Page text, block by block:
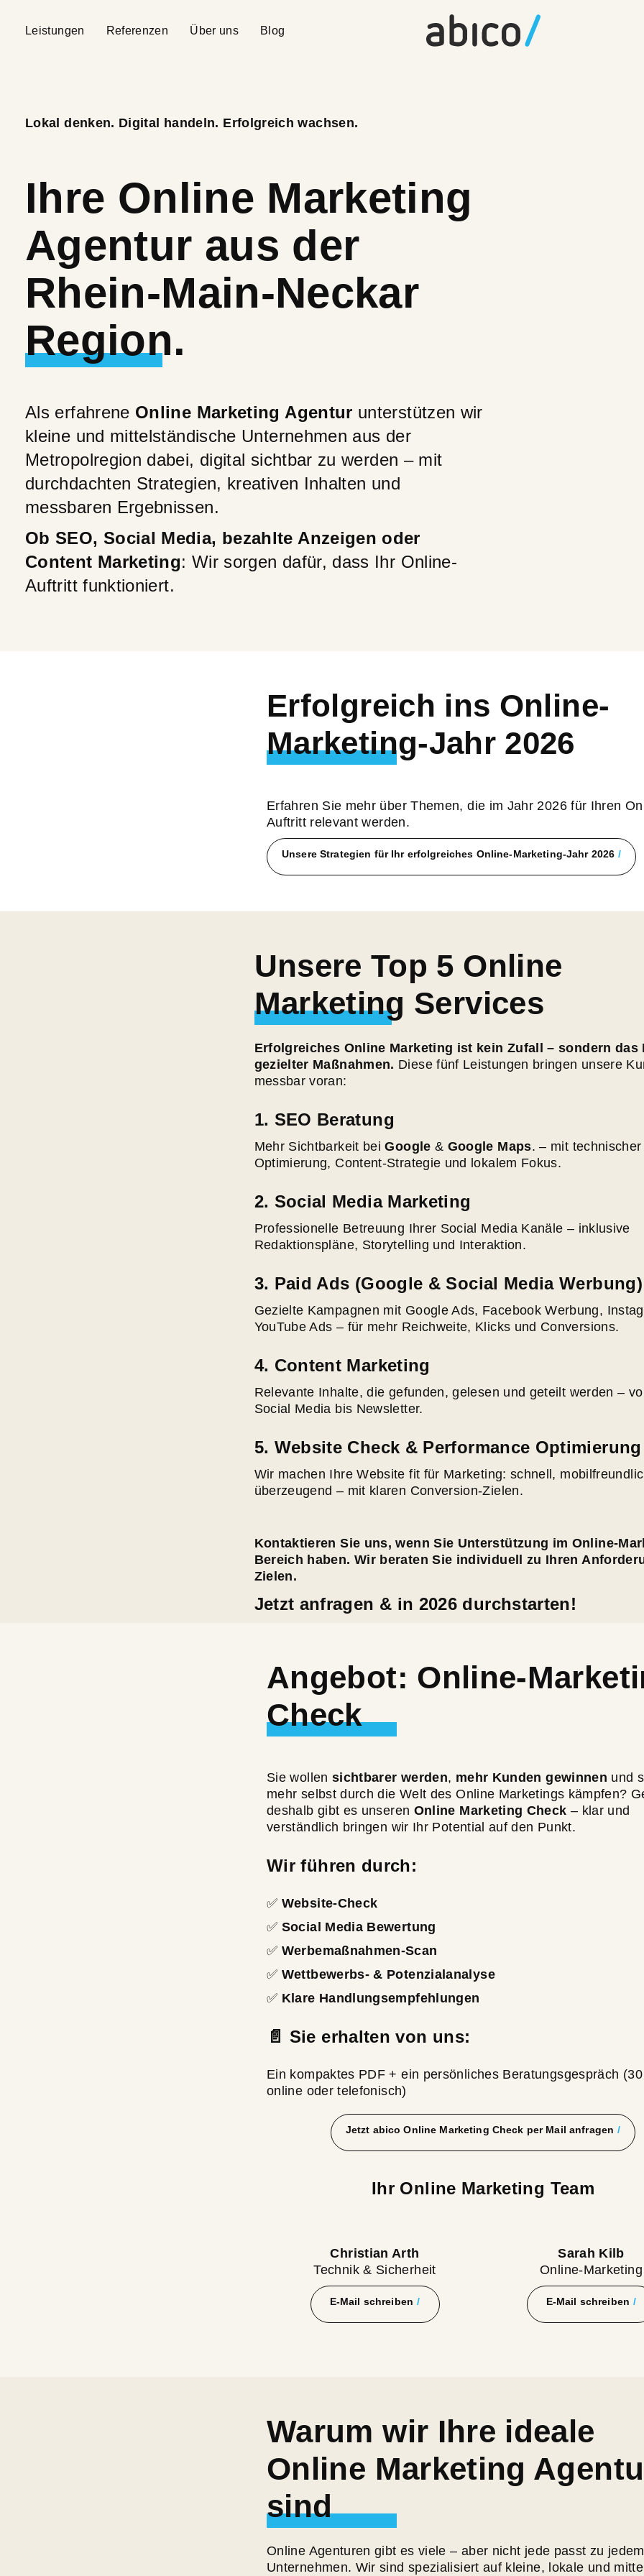
Leistungen Referenzen Über uns Blog
Lokal denken. Digital handeln. Erfolgreich wachsen.
Ihre Online Marketing
Agentur aus der
Rhein-Main-Neckar
Region.
Als erfahrene Online Marketing Agentur unterstützen wir
kleine und mittelständische Unternehmen aus der
Metropolregion dabei, digital sichtbar zu werden – mit
durchdachten Strategien, kreativen Inhalten und
messbaren Ergebnissen.
Ob SEO, Social Media, bezahlte Anzeigen oder
Content Marketing: Wir sorgen dafür, dass Ihr Online-
Auftritt funktioniert.
Erfolgreich ins Online-
Marketing-Jahr 2026
Erfahren Sie mehr über Themen, die im Jahr 2026 für Ihren
Auftritt relevant werden.
Unsere Strategien für Ihr erfolgreiches Online-Marketing-Jahr 2026
Unsere Top 5 Online
Marketing Services
Erfolgreiches Online Marketing ist kein Zufall – sondern das
gezielter Maßnahmen. Diese fünf Leistungen bringen unsere
messbar voran:
1. SEO Beratung
Mehr Sichtbarkeit beiGoogle & Google Maps. – mit technischer
Optimierung, Content-Strategie und lokalem Fokus.
2. Social Media Marketing
Professionelle Betreuung Ihrer Social Media Kanäle – inklusive
Redaktionspläne, Storytelling und Interaktion.
3. Paid Ads (Google & Social Media Werbung)
Gezielte Kampagnen mit Google Ads, Facebook Werbung,
YouTube Ads – für mehr Reichweite, Klicks und Conversions.
4. Content Marketing
Relevante Inhalte, die gefunden, gelesen und geteilt werden –
Social Media bis Newsletter.
5. Website Check & Performance Optimierung
Wir machen Ihre Website fit für Marketing: schnell,
überzeugend – mit klaren Conversion-Zielen.
Kontaktieren Sie uns, wenn Sie Unterstützung im Online-
Bereich haben. Wir beraten Sie individuell zu Ihren
Zielen.
Jetzt anfragen & in 2026 durchstarten!
Angebot: Online-
Check
Sie wollen sichtbarer werden, mehr Kunden gewinnen und
mehr selbst durch die Welt des Online Marketings kämpfen?
deshalb gibt es unseren Online Marketing Check – klar und
verständlich bringen wir Ihr Potential auf den Punkt.
Wir führen durch:
✅ Website-Check
✅ Social Media Bewertung
✅ Werbemaßnahmen-Scan
✅ Wettbewerbs- & Potenzialanalyse
✅ Klare Handlungsempfehlungen
📄 Sie erhalten von uns:
Ein kompaktes PDF + ein persönliches Beratungsgespräch
online oder telefonisch)
Jetzt abico Online Marketing Check per Mail anfragen
Ihr Online Marketing Team
Christian Arth
Technik & Sicherheit
E-Mail schreiben
Sarah Kilb
Online-Marketing
E-Mail schreiben
Warum wir Ihre ideale
Online Marketing
sind
Online Agenturen gibt es viele – aber nicht jede passt zu jedem
Unternehmen. Wir sind spezialisiert auf kleine, lokale und